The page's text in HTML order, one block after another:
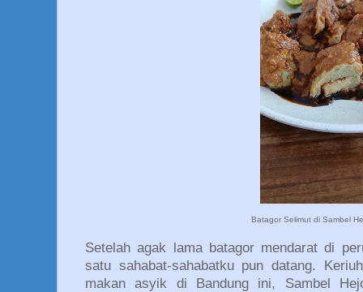
Batagor Selimut di Sambel
Setelah agak lama batagor mendarat di
satu sahabat-sahabatku pun datang.
makan asyik di Bandung ini, Sambel